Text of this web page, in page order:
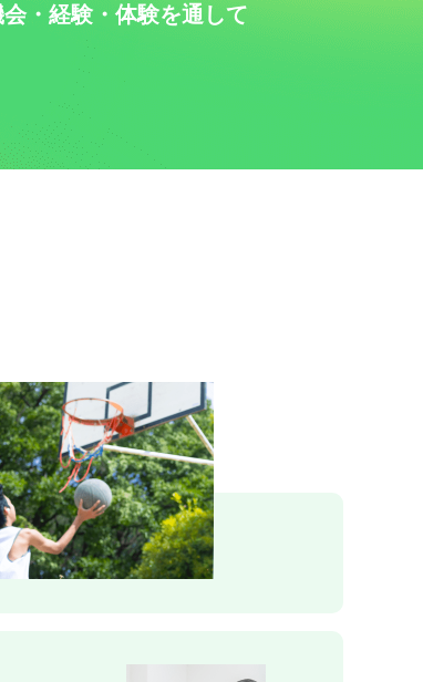
・経験・体験を通して